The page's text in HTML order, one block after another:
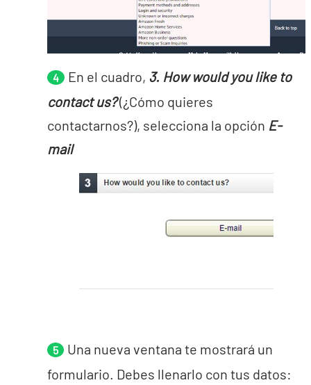
En el cuadro, 3. How would you like to
contact us?(¿Cómo quieres
contactarnos?), selecciona la opción E-
mail
Una nueva ventana te mostrará un
formulario. Debes llenarlo con tus datos: